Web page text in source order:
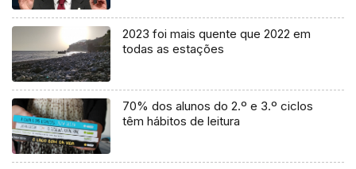
2023 foi mais quente que 2022 em
todas as estações
70% dos alunos do 2.º e 3.º ciclos
têm hábitos de leitura